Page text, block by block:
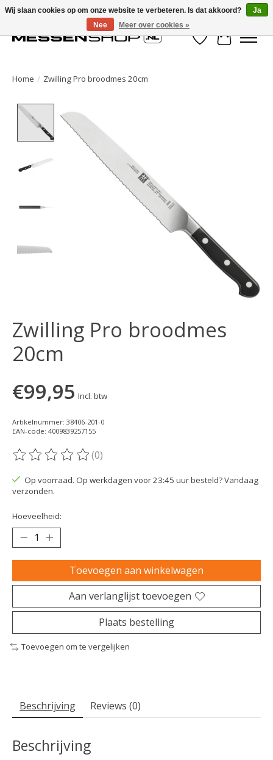
Verlanglijst
Home / Zwilling Pro broodmes 20cm
Product image slideshow Items
Zwilling Pro broodmes
20cm
€99,95 Incl. btw
Artikelnummer: 38406-201-0
EAN-code: 4009839257155
De beoordeling van dit product is
(0)
Op voorraad. Op werkdagen voor 23:45 uur besteld? Vandaag
verzonden.
Hoeveelheid:
Toevoegen aan winkelwagen
Aan verlanglijst toevoegen
Plaats bestelling
Toevoegen om te vergelijken
Beschrijving Reviews (0)
Beschrijving
Wij slaan cookies op om onze website te verbeteren. Is dat akkoord?
Ja
Nee
Meer over cookies »